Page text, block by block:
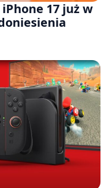
17 już w